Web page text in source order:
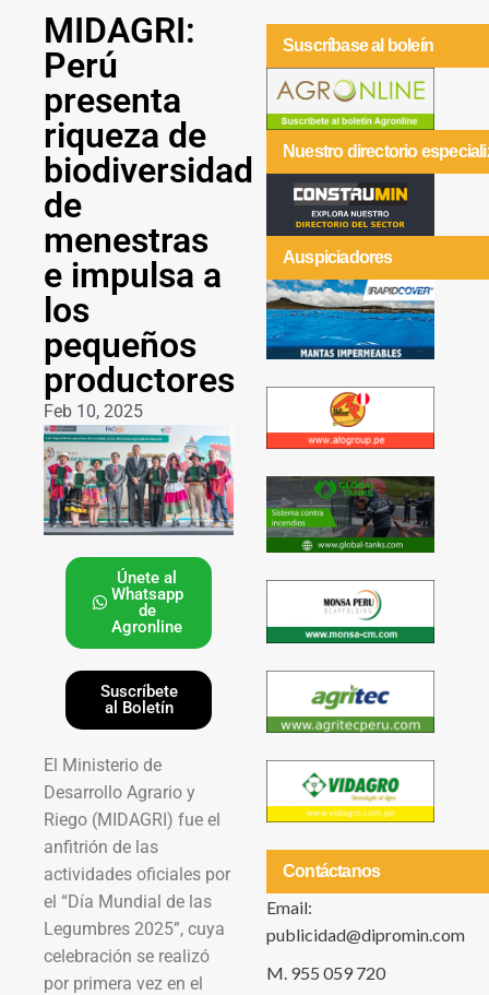
MIDAGRI:
Perú
presenta
riqueza de
biodiversidad
de
menestras
e impulsa a
los
pequeños
productores
Feb 10, 2025
Únete al
Whatsapp
de
Agronline
Suscríbete
al Boletín
El Ministerio de
Desarrollo Agrario y
Riego (MIDAGRI) fue el
anfitrión de las
actividades oficiales por
el “Día Mundial de las
Legumbres 2025”, cuya
celebración se realizó
por primera vez en el
Suscríbase al boleín
Nuestro directorio
Auspiciadores
Contáctanos
Email:
publicidad@dipromin.com
M. 955 059 720